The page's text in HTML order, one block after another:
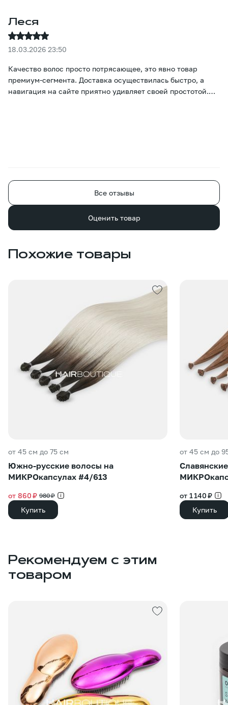
Леся
18.03.2026 23:50
Качество волос просто потрясающее, это явно товар
премиум-сегмента. Доставка осуществилась быстро, а
навигация на сайте приятно удивляет своей простотой.
Все отзывы
Оценить товар
Похожие товары
от 45 см до 75 см
Южно-русские волосы на
МИКРОкапсулах #4/613
от 860 ₽ 980 ₽
Купить
от 45 см до
от 1 140 ₽
Купить
Рекомендуем с этим
товаром